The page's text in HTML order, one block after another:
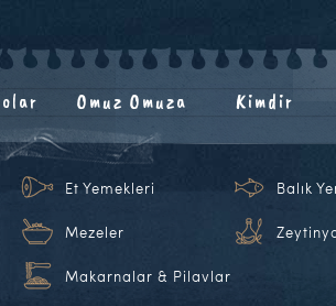
Omuz Omuza Kimdir
Et Yemekleri Balık
Mezeler
Makarnalar & Pilavlar